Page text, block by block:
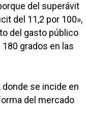
del superávit
del 11,2 por 100»,
del gasto público
grados en las
se incide en
del mercado